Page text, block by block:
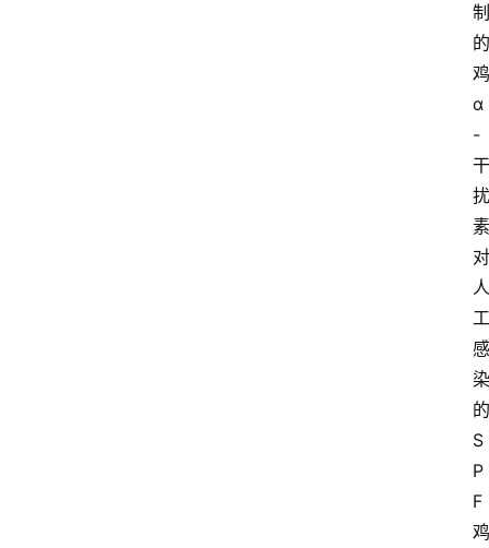
制
的
鸡
α
-
干
扰
素
对
人
工
感
染
的
S
P
F
鸡